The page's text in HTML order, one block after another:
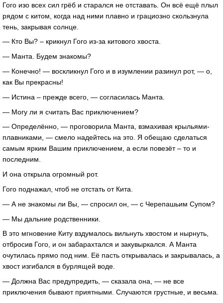
Гого изо всех сил грёб и старался не отставать. Он всё ещё плыл
рядом с китом, когда над ними плавно и грациозно скользнула
тень, закрывая солнце.
— Кто Вы? – крикнул Гого из-за китового хвоста.
— Манта. Будем знакомы?
— Конечно! — воскликнул Гого и в изумлении разинул рот, — о,
как Вы прекрасны!
— Истина – прежде всего, — согласилась Манта.
— Могу ли я считать Вас приключением?
— Определённо, — проговорила Манта, взмахивая крыльями-
плавниками, — смело надейтесь на это. Я обещаю сделаться
самым ярким Вашим приключением, а если повезёт – то и
последним.
И она открыла огромный рот.
Гого поднажал, чтоб не отстать от Кита.
— А не знакомы ли Вы, — спросил он, — с Черепашьим Супом?
— Мы дальние родственники.
В это мгновение Киту вздумалось вильнуть хвостом и нырнуть,
отбросив Гого, и он забарахтался и закувыркался. А Манта
очутилась прямо под ним. Её пасть открывалась и закрывалась, а
хвост изгибался в бурлящей воде.
— Должна Вас предупредить, — сказала она, — не все
приключения бывают приятными. Случаются грустные, и весьма.